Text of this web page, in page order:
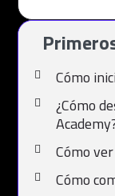
Cómo
¿Cómo
Cómo
Cómo